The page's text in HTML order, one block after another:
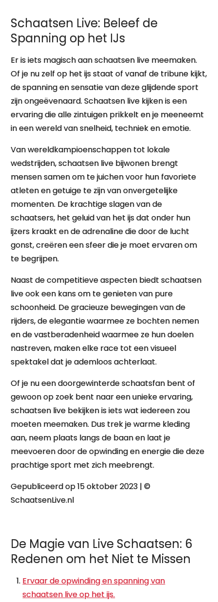
Schaatsen Live: Beleef de
Spanning op het IJs
Er is iets magisch aan schaatsen live meemaken.
Of je nu zelf op het ijs staat of vanaf de tribune kijkt,
de spanning en sensatie van deze glijdende sport
zijn ongeëvenaard. Schaatsen live kijken is een
ervaring die alle zintuigen prikkelt en je meeneemt
in een wereld van snelheid, techniek en emotie.
Van wereldkampioenschappen tot lokale
wedstrijden, schaatsen live bijwonen brengt
mensen samen om te juichen voor hun favoriete
atleten en getuige te zijn van onvergetelijke
momenten. De krachtige slagen van de
schaatsers, het geluid van het ijs dat onder hun
ijzers kraakt en de adrenaline die door de lucht
gonst, creëren een sfeer die je moet ervaren om
te begrijpen.
Naast de competitieve aspecten biedt schaatsen
live ook een kans om te genieten van pure
schoonheid. De gracieuze bewegingen van de
rijders, de elegantie waarmee ze bochten nemen
en de vastberadenheid waarmee ze hun doelen
nastreven, maken elke race tot een visueel
spektakel dat je ademloos achterlaat.
Of je nu een doorgewinterde schaatsfan bent of
gewoon op zoek bent naar een unieke ervaring,
schaatsen live bekijken is iets wat iedereen zou
moeten meemaken. Dus trek je warme kleding
aan, neem plaats langs de baan en laat je
meevoeren door de opwinding en energie die deze
prachtige sport met zich meebrengt.
Gepubliceerd op 15 oktober 2023 | ©
SchaatsenLive.nl
De Magie van Live Schaatsen: 6
Redenen om het Niet te Missen
Ervaar de opwinding en spanning van
schaatsen live op het ijs.